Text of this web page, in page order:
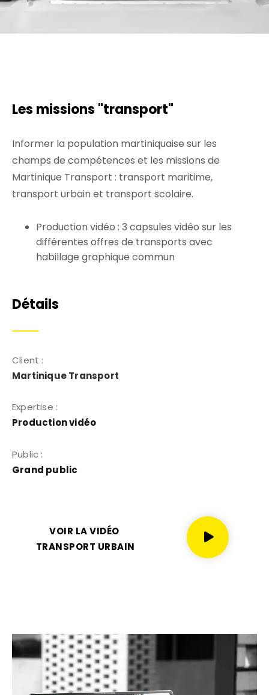
Détails
Client :
Martinique Transport
Expertise :
Production vidéo
Public :
Grand public
VOIR LA VIDÉO
TRANSPORT URBAIN
Les missions "transport"
Informer la population martiniquaise sur les
champs de compétences et les missions de
Martinique Transport : transport maritime,
transport urbain et transport scolaire.
Production vidéo : 3 capsules vidéo sur les
différentes offres de transports avec
habillage graphique commun